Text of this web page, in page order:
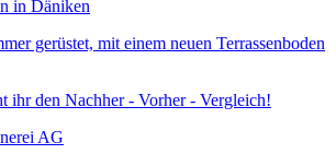
in Däniken
gerüstet, mit einem neuen Terrassenboden
ihr den Nachher - Vorher - Vergleich!
AG